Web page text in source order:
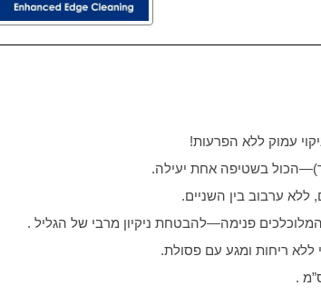
עמוק ללא הפרעות!
בשטיפה אחת יעילה.
ללא ערבוב בין השניים.
פנימה—להבטחת ניקיון מרבי של הגליל .
ללא ריחות ומגע עם פסולת.
.